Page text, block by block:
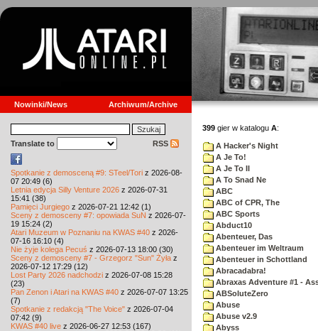
Nowinki/News Archiwum/Archive
Translate to RSS
Spotkanie z demosceną #9: STeel/Tori z 2026-08-
07 20:49 (6)
Letnia edycja Silly Venture 2026 z 2026-07-31
15:41 (38)
Pamięci Jurgiego z 2026-07-21 12:42 (1)
Sceny z demosceny #7: opowiada SuN z 2026-07-
19 15:24 (2)
Atari Muzeum w Poznaniu na KWAS #40 z 2026-
07-16 16:10 (4)
Nie żyje kolega Pecuś z 2026-07-13 18:00 (30)
Sceny z demosceny #7 - Grzegorz "Sun" Żyła z
2026-07-12 17:29 (12)
Lost Party 2026 nadchodzi z 2026-07-08 15:28
(23)
Pan Zenon i Atari na KWAS #40 z 2026-07-07 13:25
(7)
Spotkanie z redakcją "The Voice" z 2026-07-04
07:42 (9)
KWAS #40 live z 2026-06-27 12:53 (167)
399 gier w katalogu A:
A Hacker's Night
A Je To!
A Je To II
A To Snad Ne
ABC
ABC of CPR, The
ABC Sports
Abduct10
Abenteuer, Das
Abenteuer im Weltraum
Abenteuer in Schottland
Abracadabra!
Abraxas Adventure #1 -
ABSoluteZero
Abuse
Abuse v2.9
Abyss